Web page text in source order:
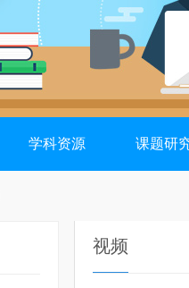
学科资源 课题研
视频